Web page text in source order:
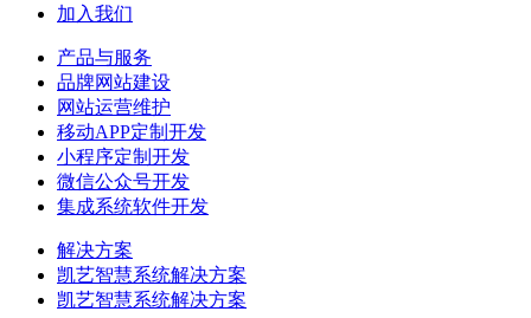
加入我们
产品与服务
品牌网站建设
网站运营维护
移动APP定制开发
小程序定制开发
微信公众号开发
集成系统软件开发
解决方案
凯艺智慧系统解决方案
凯艺智慧系统解决方案